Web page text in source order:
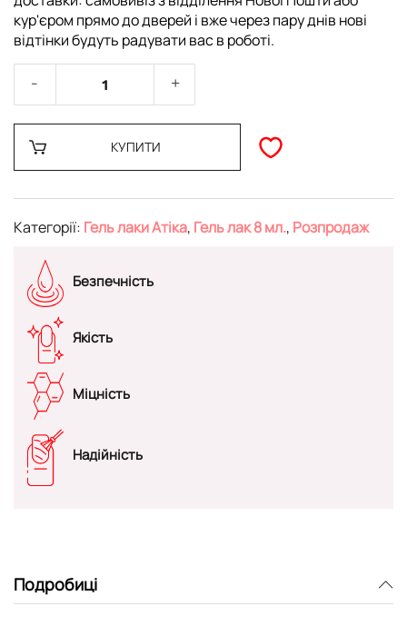
кур'єром прямо до дверей і вже через пару днів нові
відтінки будуть радувати вас в роботі.
КУПИТИ
Категорії: Гель лаки Атіка, Гель лак 8 мл., Розпродаж
Безпечність
Якість
Міцність
Надійність
Подробиці